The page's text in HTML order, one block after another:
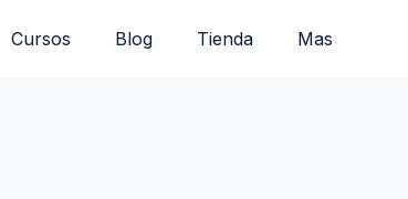
Cursos Blog Tienda Mas